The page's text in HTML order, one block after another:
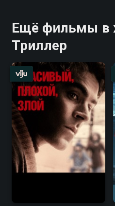
Ещё фильмы в
Триллер